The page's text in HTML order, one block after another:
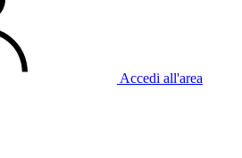
Accedi all'area